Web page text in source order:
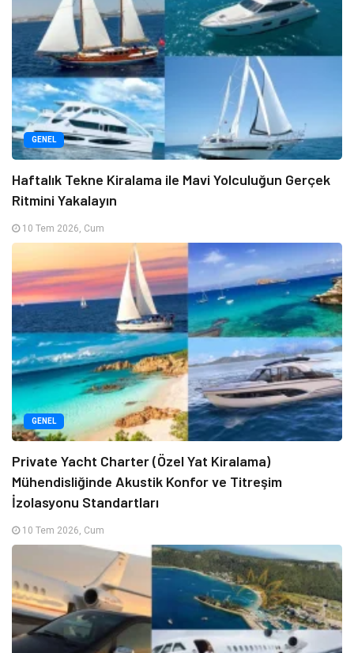
GENEL
Haftalık Tekne Kiralama ile Mavi Yolculuğun Gerçek
Ritmini Yakalayın
10 Tem 2026, Cum
GENEL
Private Yacht Charter (Özel Yat Kiralama)
Mühendisliğinde Akustik Konfor ve Titreşim
İzolasyonu Standartları
10 Tem 2026, Cum